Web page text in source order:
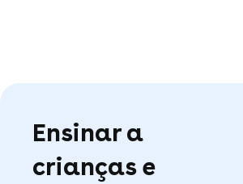
Ensinar a
crianças e